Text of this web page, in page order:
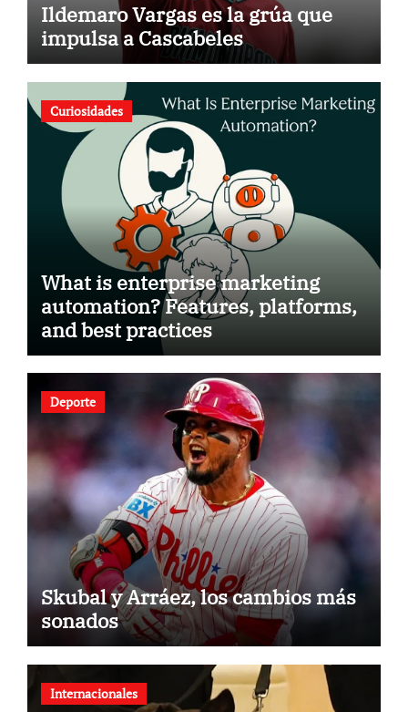
Ildemaro Vargas es la grúa que
impulsa a Cascabeles
Curiosidades
What is enterprise marketing
automation? Features, platforms,
and best practices
Deporte
Skubal y Arráez, los cambios más
sonados
Internacionales